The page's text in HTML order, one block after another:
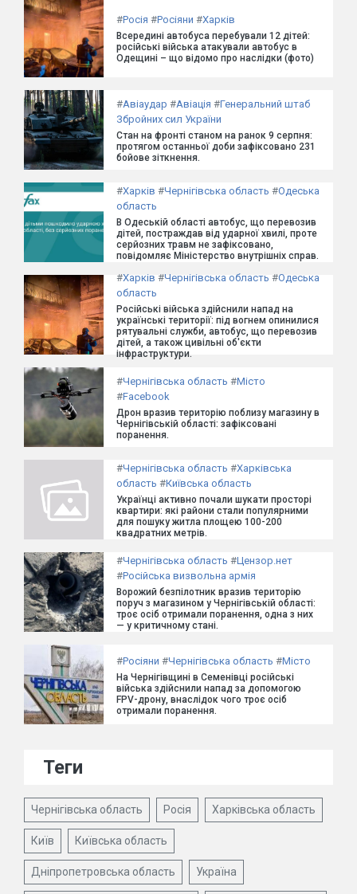
#Росія #Росіяни #Харків
Всередині автобуса перебували 12 дітей:
російські війська атакували автобус в
Одещині – що відомо про наслідки (фото)
#Авіаудар #Авіація #Генеральний штаб
Збройних сил України
Стан на фронті станом на ранок 9 серпня:
протягом останньої доби зафіксовано 231
бойове зіткнення.
#Харків #Чернігівська область #Одеська
область
В Одеській області автобус, що перевозив
дітей, постраждав від ударної хвилі, проте
серйозних травм не зафіксовано,
повідомляє Міністерство внутрішніх справ.
#Харків #Чернігівська область #Одеська
область
Російські війська здійснили напад на
українські території: під вогнем опинилися
рятувальні служби, автобус, що перевозив
дітей, а також цивільні об'єкти
інфраструктури.
#Чернігівська область #Місто
#Facebook
Дрон вразив територію поблизу магазину в
Чернігівській області: зафіксовані
поранення.
#Чернігівська область #Харківська
область #Київська область
Українці активно почали шукати просторі
квартири: які райони стали популярними
для пошуку житла площею 100-200
квадратних метрів.
#Чернігівська область #Цензор.нет
#Російська визвольна армія
Ворожий безпілотник вразив територію
поруч з магазином у Чернігівській області:
троє осіб отримали поранення, одна з них
— у критичному стані.
#Росіяни #Чернігівська область #Місто
На Чернігівщині в Семенівці російські
війська здійснили напад за допомогою
FPV-дрону, внаслідок чого троє осіб
отримали поранення.
Теги
Чернігівська область Росія Харківська область
Київ Київська область
Дніпропетровська область Україна